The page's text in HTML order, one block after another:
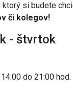
si budete
či kolegov!
- štvrtok
do 21:00 hod.